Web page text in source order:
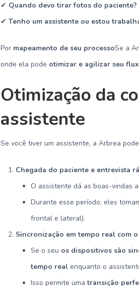
✔ Quando devo tirar fotos do paciente?
✔Tenho um assistente ou estou
Por mapeamento de seu processoSe a
onde ela pode otimizar e agilizar seu
Otimização da
assistente
Se você tiver um assistente, a Arbrea
Chegada do paciente e entrevista
O assistente dá as boas-vindas
Durante esse período, eles
frontal e lateral).
Sincronização em tempo real com
Se o seu os dispositivos são
tempo real enquanto o
Isso permite umatransição